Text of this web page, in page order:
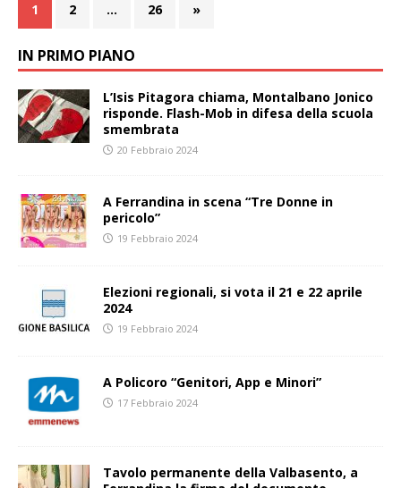
1 2 … 26 »
IN PRIMO PIANO
L’Isis Pitagora chiama, Montalbano Jonico
risponde. Flash-Mob in difesa della scuola
smembrata
20 Febbraio 2024
A Ferrandina in scena “Tre Donne in
pericolo”
19 Febbraio 2024
Elezioni regionali, si vota il 21 e 22 aprile
2024
19 Febbraio 2024
A Policoro “Genitori, App e Minori”
17 Febbraio 2024
Tavolo permanente della Valbasento, a